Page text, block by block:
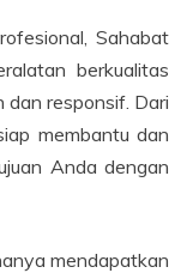
Sahabat
berkualitas
dan responsif. Dari
membantu dan
Anda dengan
mendapatkan